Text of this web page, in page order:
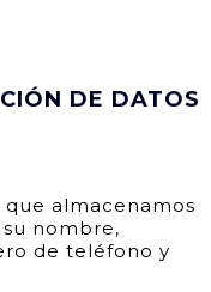
DE DATOS
almacenamos
nombre,
de teléfono y